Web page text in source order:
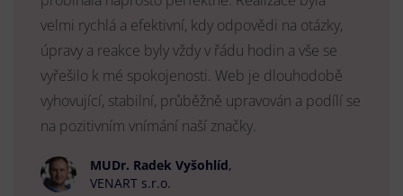
velmi rychlá a efektivní, kdy odpovědi na otázky,
úpravy a reakce byly vždy v řádu hodin a vše se
vyřešilo k mé spokojenosti. Web je dlouhodobě
vyhovující, stabilní, průběžně upravován a podílí se
na pozitivním vnímání naší značky.
MUDr. Radek Vyšohlíd,
VENART s.r.o.